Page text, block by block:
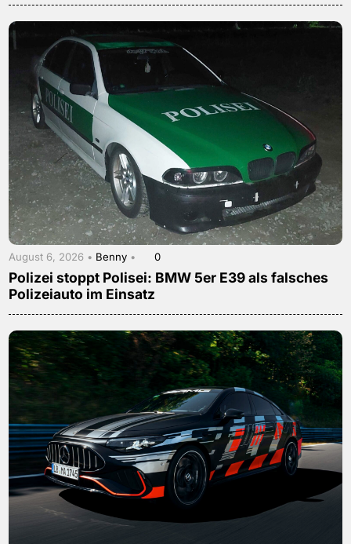
August 6, 2026 • Benny • 0
Polizei stoppt Polisei: BMW 5er E39 als falsches
Polizeiauto im Einsatz